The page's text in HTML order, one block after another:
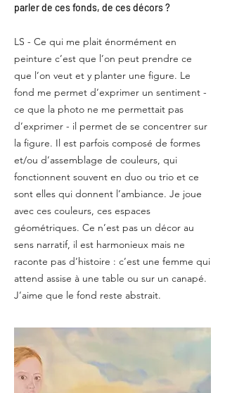
parler de ces fonds, de ces décors ?
LS - Ce qui me plait énormément en
peinture c’est que l’on peut prendre ce
que l’on veut et y planter une figure. Le
fond me permet d’exprimer un sentiment -
ce que la photo ne me permettait pas
d’exprimer - il permet de se concentrer sur
la figure. Il est parfois composé de formes
et/ou d’assemblage de couleurs, qui
fonctionnent souvent en duo ou trio et ce
sont elles qui donnent l’ambiance. Je joue
avec ces couleurs, ces espaces
géométriques. Ce n’est pas un décor au
sens narratif, il est harmonieux mais ne
raconte pas d’histoire : c’est une femme qui
attend assise à une table ou sur un canapé.
J’aime que le fond reste abstrait.